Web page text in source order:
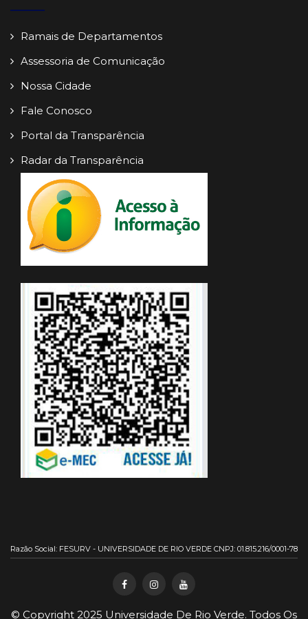
Ramais de Departamentos
Assessoria de Comunicação
Nossa Cidade
Fale Conosco
Portal da Transparência
Radar da Transparência
Razão Social: FESURV - UNIVERSIDADE DE RIO VERDE CNPJ: 01.815.216/0001-78
© Copyright 2025 Universidade De Rio Verde. Todos Os